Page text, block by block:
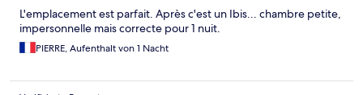
L'emplacement est parfait. Après c'est un Ibis... chambre petite,
impersonnelle mais correcte pour 1 nuit.
PIERRE, Aufenthalt von 1 Nacht